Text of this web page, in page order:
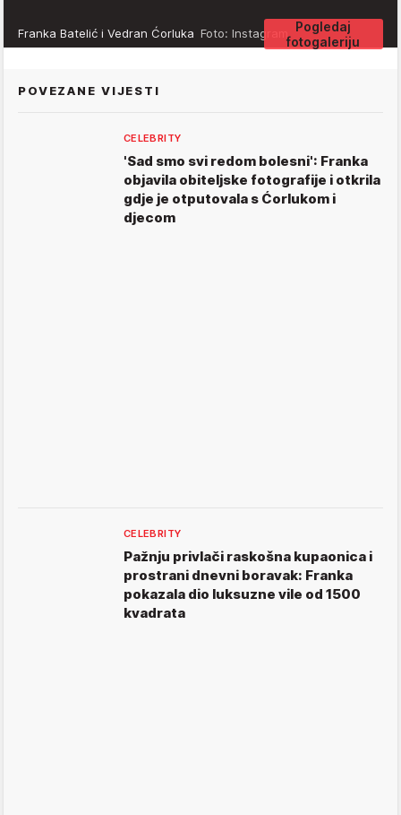
Pogledaj
fotogaleriju
Franka Batelić i Vedran Ćorluka Foto: Instagram
POVEZANE VIJESTI
CELEBRITY
'Sad smo svi redom bolesni': Franka
objavila obiteljske fotografije i otkrila
gdje je otputovala s Ćorlukom i
djecom
CELEBRITY
Pažnju privlači raskošna kupaonica i
prostrani dnevni boravak: Franka
pokazala dio luksuzne vile od 1500
kvadrata